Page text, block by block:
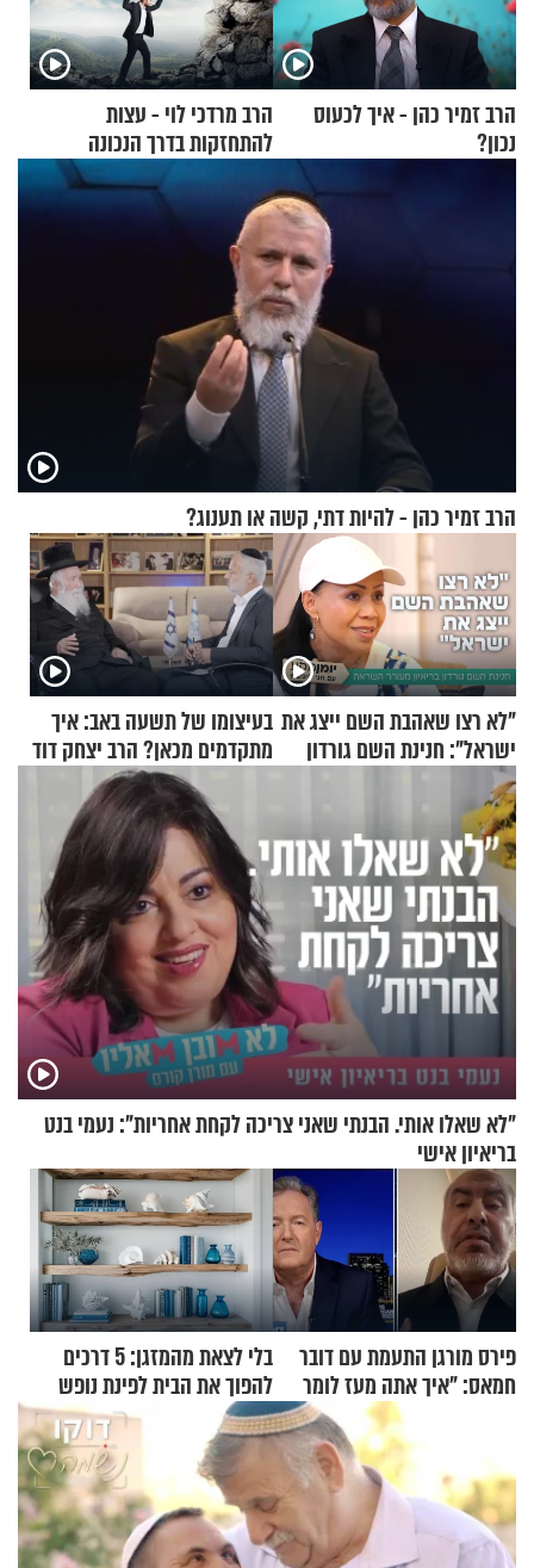
הרב זמיר כהן - איך לכעוס
נכון?
הרב מרדכי לוי - עצות
להתחזקות בדרך הנכונה
הרב זמיר כהן - להיות דתי, קשה או תענוג?
"לא רצו שאהבת השם ייצג את
ישראל": חנינת השם גורדון
בריאיון מעורר השראה
בעיצומו של תשעה באב: איך
מתקדמים מכאן? הרב יצחק דוד
גרוסמן בשיחה מיוחדת
"לא שאלו אותי. הבנתי שאני צריכה לקחת אחריות": נעמי בנט
בריאיון אישי
פירס מורגן התעמת עם דובר
חמאס: "איך אתה מעז לומר
שלא ביצעתם פשעי מלחמה?!"
בלי לצאת מהמזגן: 5 דרכים
להפוך את הבית לפינת נופש
מעוצבת